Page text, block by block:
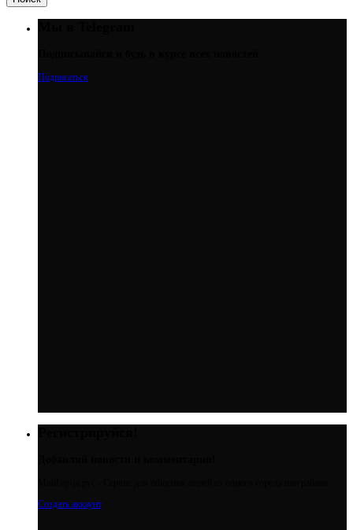
Подписаться
Создать аккаунт